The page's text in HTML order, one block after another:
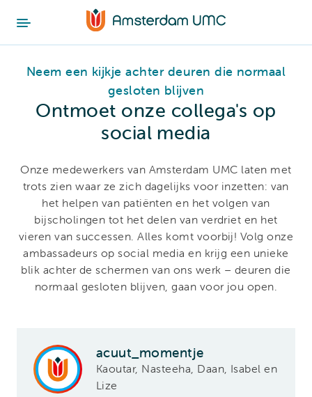
Ontmoet onze collega's op
social media
Neem een kijkje achter deuren die normaal
gesloten blijven
Onze medewerkers van Amsterdam UMC laten met
trots zien waar ze zich dagelijks voor inzetten: van
het helpen van patiënten en het volgen van
bijscholingen tot het delen van verdriet en het
vieren van successen. Alles komt voorbij! Volg onze
ambassadeurs op social media en krijg een unieke
blik achter de schermen van ons werk – deuren die
normaal gesloten blijven, gaan voor jou open.
acuut_momentje
Kaoutar, Nasteeha, Daan, Isabel en
Lize